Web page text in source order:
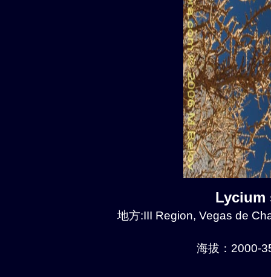
Lycium
地方:III Region, Vegas de
海拔：2000-